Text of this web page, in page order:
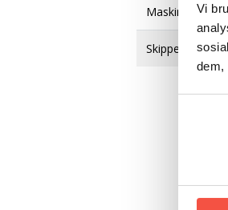
Vi
dem,
Maskin, ny
Skipperar